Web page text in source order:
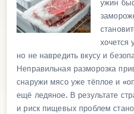
ужин
хочется
но не навредить вкусу и
Неправильная разморозка
снаружи мясо уже тёплое и
ещё ледяное. В результате
и риск пищевых проблем